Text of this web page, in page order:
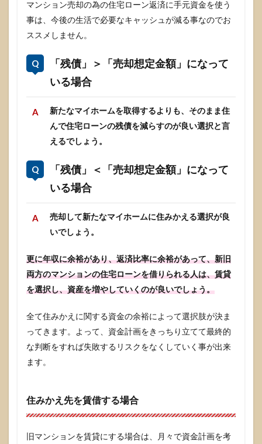
マンション売却の為の住宅ローン返済に手元資金を使う
事は、今後の生活で必要なキャッシュが減る事なのでお
ススメしません。
「残債」＞「売却想定金額」になって
いる場合
新たなマイホームを取得するよりも、そのまま住
んで住宅ローンの残債を減らすのが良い選択と言
えるでしょう。
「残債」＜「売却想定金額」になって
いる場合
売却して新たなマイホームに住みかえる選択が良
いでしょう。
更に年収に余裕があり、返済比率に余裕があって、新旧
両方のマンションの住宅ローンを借りられる人は、賃貸
を選択し、資産を増やしていくのが良いでしょう。
全て住みかえに関する資金の余裕によって選択肢が決ま
ってきます。よって、資金計画をきっちり立てて最終的
な判断をすれば失敗するリスクをなくしていく事が出来
ます。
住みかえ先を賃借する場合
旧マンションを賃貸にする場合は、月々で資金計画を考